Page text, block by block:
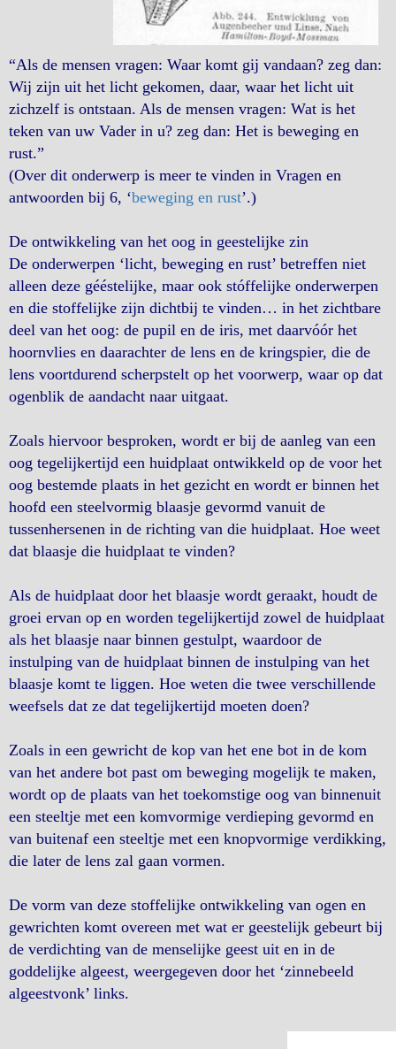
“Als de mensen vragen: Waar komt gij vandaan? zeg dan:
Wij zijn uit het licht gekomen, daar, waar het licht uit
zichzelf is ontstaan. Als de mensen vragen: Wat is het
teken van uw Vader in u? zeg dan: Het is beweging en
rust.”
(Over dit onderwerp is meer te vinden in Vragen en
antwoorden bij 6, ‘beweging en rust’.)
De ontwikkeling van het oog in geestelijke zin
De onderwerpen ‘licht, beweging en rust’ betreffen niet
alleen deze gééstelijke, maar ook stóffelijke onderwerpen
en die stoffelijke zijn dichtbij te vinden… in het zichtbare
deel van het oog: de pupil en de iris, met daarvóór het
hoornvlies en daarachter de lens en de kringspier, die de
lens voortdurend scherpstelt op het voorwerp, waar op dat
ogenblik de aandacht naar uitgaat.
Zoals hiervoor besproken, wordt er bij de aanleg van een
oog tegelijkertijd een huidplaat ontwikkeld op de voor het
oog bestemde plaats in het gezicht en wordt er binnen het
hoofd een steelvormig blaasje gevormd vanuit de
tussenhersenen in de richting van die huidplaat. Hoe weet
dat blaasje die huidplaat te vinden?
Als de huidplaat door het blaasje wordt geraakt, houdt de
groei ervan op en worden tegelijkertijd zowel de huidplaat
als het blaasje naar binnen gestulpt, waardoor de
instulping van de huidplaat binnen de instulping van het
blaasje komt te liggen. Hoe weten die twee verschillende
weefsels dat ze dat tegelijkertijd moeten doen?
Zoals in een gewricht de kop van het ene bot in de kom
van het andere bot past om beweging mogelijk te maken,
wordt op de plaats van het toekomstige oog van binnenuit
een steeltje met een komvormige verdieping gevormd en
van buitenaf een steeltje met een knopvormige verdikking,
die later de lens zal gaan vormen.
De vorm van deze stoffelijke ontwikkeling van ogen en
gewrichten komt overeen met wat er geestelijk gebeurt bij
de verdichting van de menselijke geest uit en in de
goddelijke algeest, weergegeven door het ‘zinnebeeld
algeestvonk’ links.